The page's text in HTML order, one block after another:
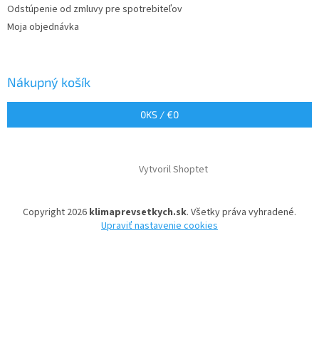
Odstúpenie od zmluvy pre spotrebiteľov
Moja objednávka
Nákupný košík
0KS /€0
Vytvoril Shoptet
Copyright 2026 klimaprevsetkych.sk. Všetky práva vyhradené.
Upraviť nastavenie cookies